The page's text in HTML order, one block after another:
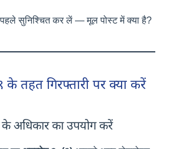
सुनिश्चित कर लें — मूल पोस्ट में क्या है?
तहत गिरफ्तारी पर क्या करें
अधिकार का उपयोग करें